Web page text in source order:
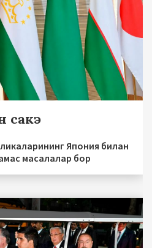
сакэ
Япония билан
масалалар бор